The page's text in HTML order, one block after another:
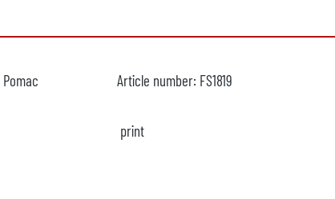
Pomac Article number: FS1819
print